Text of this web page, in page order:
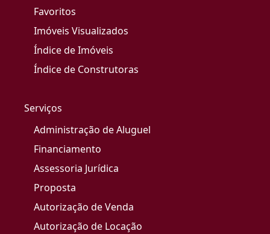
Favoritos
Imóveis Visualizados
Índice de Imóveis
Índice de Construtoras
Serviços
Administração de Aluguel
Financiamento
Assessoria Jurídica
Proposta
Autorização de Venda
Autorização de Locação